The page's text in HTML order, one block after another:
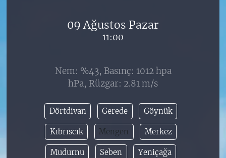
09 Ağustos Pazar
11:00
Nem: %43, Basınç: 1012 hpa
hPa, Rüzgar: 2.81 m/s
Dörtdivan Gerede Göynük
Kıbrıscık Mengen Merkez
Mudurnu Seben Yeniçağa